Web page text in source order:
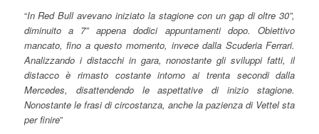
“In Red Bull avevano iniziato la stagione con un gap di oltre 30”,
diminuito a 7” appena dodici appuntamenti dopo. Obiettivo
mancato, fino a questo momento, invece dalla Scuderia Ferrari.
Analizzando i distacchi in gara, nonostante gli sviluppi fatti, il
distacco è rimasto costante intorno ai trenta secondi dalla
Mercedes, disattendendo le aspettative di inizio stagione.
Nonostante le frasi di circostanza, anche la pazienza di Vettel sta
per finire”